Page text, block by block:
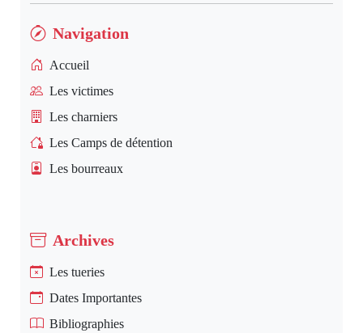
Navigation
Accueil
Les victimes
Les charniers
Les Camps de détention
Les bourreaux
Archives
Les tueries
Dates Importantes
Bibliographies